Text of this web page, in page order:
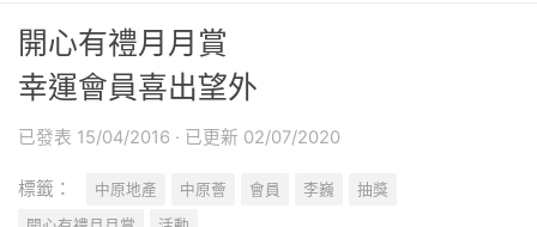
開心有禮月月賞
幸運會員喜出望外
已發表 15/04/2016 · 已更新 02/07/2020
標籤： 中原地產 中原薈 會員 李巍
抽獎